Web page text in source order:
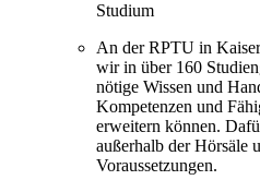
Studium
An der RPTU in
wir in über 160
nötige Wissen und
Kompetenzen und
erweitern können.
außerhalb der Hörsäle
Voraussetzungen.